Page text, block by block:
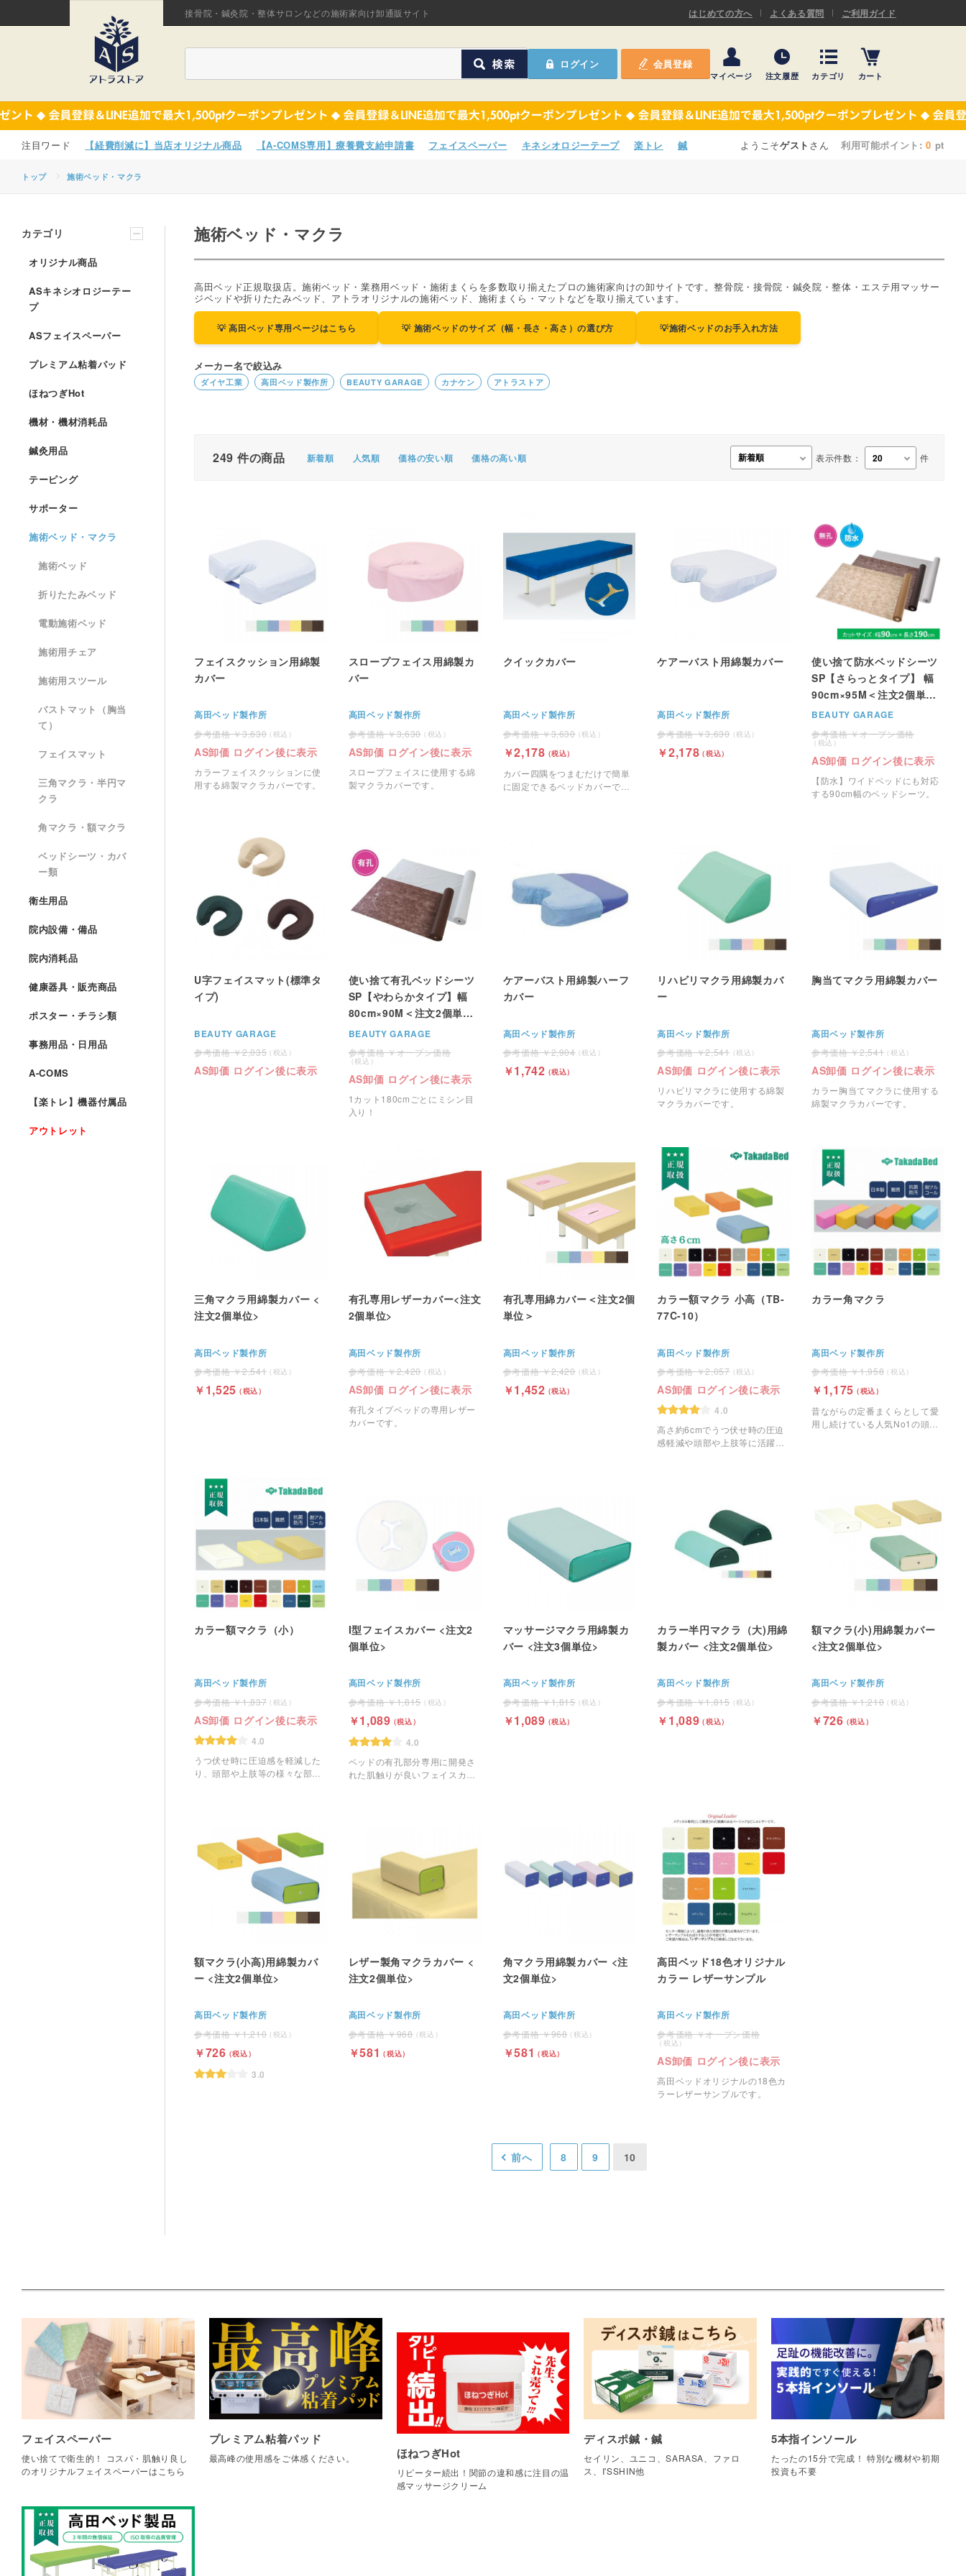
接骨院・鍼灸院・整体サロンなどの施術家向け卸通販サイト はじめての方へ よくある質問 ご利用ガイド
ログイン 会員登録
マイページ 注文履歴 カテゴリ
オリジナル商品 ASキネシオロジーテープ
院内消耗品
ポスター・チラシ類 事務用品・日用品
カート
【経費削減に】当店オリジナル商品 【A-COMS専用】療養費支給申請書 フェイスペーパー キネシオロジーテープ 楽トレ 鍼 ようこそゲスト さん 利用可能ポイント:0 pt
トップ 施術ベッド・マクラ
施術ベッド・マクラ
高田ベッド正規取扱店。施術ベッド・業務用ベッド・施術まくらを多数取り揃えたプロの施術家向けの卸サイトです。整骨院・接骨院・鍼灸院・整体・エステ用マッサー
ジベッドや折りたたみベッド、アトラオリジナルの施術ベッド、施術まくら・マットなどを取り揃えています。
💡 高田ベッド専用ページはこちら 💡 施術ベッドのサイズ（幅・長さ・高さ）の選び方 💡施術ベッドのお手入れ方法
メーカー名で絞込み
ダイヤ工業 高田ベッド製作所 BEAUTY GARAGE カナケン アトラストア
249 件の商品 新着順 人気順 価格の安い順 価格の高い順 表示件数： 件
フェイスクッション用綿製
カバー
高田ベッド製作所
3,630
AS卸価 ログイン後に表示
カラーフェイスクッションに使
用する綿製マクラカバーです。
スロープフェイス用綿製カ
バー
高田ベッド製作所
3,630
AS卸価 ログイン後に表示
スロープフェイスに使用する綿
製マクラカバーです。
クイックカバー
高田ベッド製作所
3,630
2,178
カバー四隅をつまむだけで簡単
に固定できるベッドカバーで
ケアーバスト用綿製カバー
高田ベッド製作所
3,630
2,178
使い捨て防水ベッドシーツ
SP【さらっとタイプ】 幅
90cm×95M＜注文2個単位
＞
BEAUTY GARAGE
オープン価格
AS卸価 ログイン後に表示
【防水】ワイドベッドにも対応
する90cm幅のベッドシーツ。
U字フェイスマット(標準タ
イプ)
BEAUTY GARAGE
2,035
AS卸価 ログイン後に表示
使い捨て有孔ベッドシーツ
SP【やわらかタイプ】幅
80cm×90M＜注文2個単位
＞
BEAUTY GARAGE
オープン価格
AS卸価 ログイン後に表示
1カット180cmごとにミシン目
入り！
ケアーバスト用綿製ハーフ
カバー
高田ベッド製作所
2,904
1,742
リハビリマクラ用綿製カバ
ー
高田ベッド製作所
2,541
AS卸価 ログイン後に表示
リハビリマクラに使用する綿製
マクラカバーです。
胸当てマクラ用綿製カバー
高田ベッド製作所
2,541
AS卸価 ログイン後に表示
カラー胸当てマクラに使用する
綿製マクラカバーです。
三角マクラ用綿製カバー <
注文2個単位>
高田ベッド製作所
2,541
1,525
有孔専用レザーカバー<注文
2個単位>
高田ベッド製作所
2,420
AS卸価 ログイン後に表示
有孔タイプベッドの専用レザー
カバーです。
有孔専用綿カバー＜注文2個
単位＞
高田ベッド製作所
2,420
1,452
カラー額マクラ 小高（TB-
77C-10）
高田ベッド製作所
2,057
AS卸価 ログイン後に表示
4.0
高さ約6cmでうつ伏せ時の圧迫
感軽減や頭部や上肢等に活躍す
カラー角マクラ
高田ベッド製作所
1,958
1,175
昔ながらの定番まくらとして愛
用し続けている人気No1の頭部
カラー額マクラ（小）
高田ベッド製作所
1,837
AS卸価 ログイン後に表示
4.0
うつ伏せ時に圧迫感を軽減した
り、頭部や上肢等の様々な部位
I型フェイスカバー <注文2
個単位>
高田ベッド製作所
1,815
1,089
4.0
ベッドの有孔部分専用に開発さ
れた肌触りが良いフェイスカバ
マッサージマクラ用綿製カ
バー <注文3個単位>
高田ベッド製作所
1,815
1,089
カラー半円マクラ（大)用綿
製カバー <注文2個単位>
高田ベッド製作所
1,815
1,089
額マクラ(小)用綿製カバー
<注文2個単位>
高田ベッド製作所
1,210
726
額マクラ(小高)用綿製カバ
ー <注文2個単位>
高田ベッド製作所
1,210
726
3.0
レザー製角マクラカバー <
注文2個単位>
高田ベッド製作所
968
581
角マクラ用綿製カバー <注
文2個単位>
高田ベッド製作所
968
581
高田ベッド18色オリジナル
カラー レザーサンプル
高田ベッド製作所
オープン価格
AS卸価 ログイン後に表示
高田ベッドオリジナルの18色カ
ラーレザーサンプルです。
前へ 8 9 10
カテゴリ
オリジナル商品
ASキネシオロジーテー
プ
ASフェイスペーパー
プレミアム粘着パッド
ほねつぎHot
機材・機材消耗品
鍼灸用品
テーピング
サポーター
施術ベッド・マクラ
施術ベッド
折りたたみベッド
電動施術ベッド
施術用チェア
施術用スツール
バストマット（胸当
て）
フェイスマット
三角マクラ・半円マ
クラ
角マクラ・額マクラ
ベッドシーツ・カバ
ー類
衛生用品
院内設備・備品
院内消耗品
健康器具・販売商品
ポスター・チラシ類
事務用品・日用品
A-COMS
【楽トレ】機器付属品
アウトレット
フェイスペーパー
使い捨てで衛生的！ コスパ・肌触り良し
のオリジナルフェイスペーパーはこちら
プレミアム粘着パッド
最高峰の使用感をご体感ください。 ほねつぎHot
リピーター続出！関節の違和感に注目の温
感マッサージクリーム
ディスポ鍼・鍼
セイリン、ユニコ、SARASA、ファロ
ス、I'SSHIN他
5本指インソール
たったの15分で完成！ 特別な機材や初期
投資も不要
ほねつぎHot 機材・機材消耗品
鍼灸用品 テーピング
サポーター 施術ベッド・マクラ
A-COMS 【楽トレ】機器付属品
アウトレット